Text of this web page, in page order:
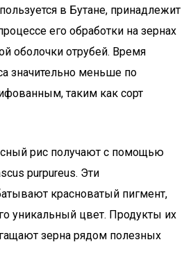
в Бутане, принадлежит
его обработки на зернах
оболочки отрубей. Время
значительно меньше по
таким как сорт
рис получают с помощью
purpureus. Эти
красноватый пигмент,
уникальный цвет. Продукты их
зерна рядом полезных